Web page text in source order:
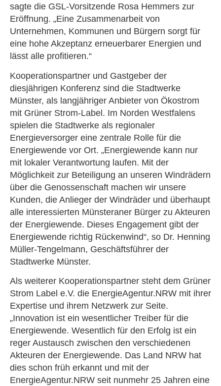
sagte die GSL-Vorsitzende Rosa Hemmers zur
Eröffnung. „Eine Zusammenarbeit von
Unternehmen, Kommunen und Bürgern sorgt für
eine hohe Akzeptanz erneuerbarer Energien und
lässt alle profitieren.“
Kooperationspartner und Gastgeber der
diesjährigen Konferenz sind die Stadtwerke
Münster, als langjähriger Anbieter von Ökostrom
mit Grüner Strom-Label. Im Norden Westfalens
spielen die Stadtwerke als regionaler
Energieversorger eine zentrale Rolle für die
Energiewende vor Ort. „Energiewende kann nur
mit lokaler Verantwortung laufen. Mit der
Möglichkeit zur Beteiligung an unseren Windrädern
über die Genossenschaft machen wir unsere
Kunden, die Anlieger der Windräder und überhaupt
alle interessierten Münsteraner Bürger zu Akteuren
der Energiewende. Dieses Engagement gibt der
Energiewende richtig Rückenwind“, so Dr. Henning
Müller-Tengelmann, Geschäftsführer der
Stadtwerke Münster.
Als weiterer Kooperationspartner steht dem Grüner
Strom Label e.V. die EnergieAgentur.NRW mit ihrer
Expertise und ihrem Netzwerk zur Seite.
„Innovation ist ein wesentlicher Treiber für die
Energiewende. Wesentlich für den Erfolg ist ein
reger Austausch zwischen den verschiedenen
Akteuren der Energiewende. Das Land NRW hat
dies schon früh erkannt und mit der
EnergieAgentur.NRW seit nunmehr 25 Jahren eine